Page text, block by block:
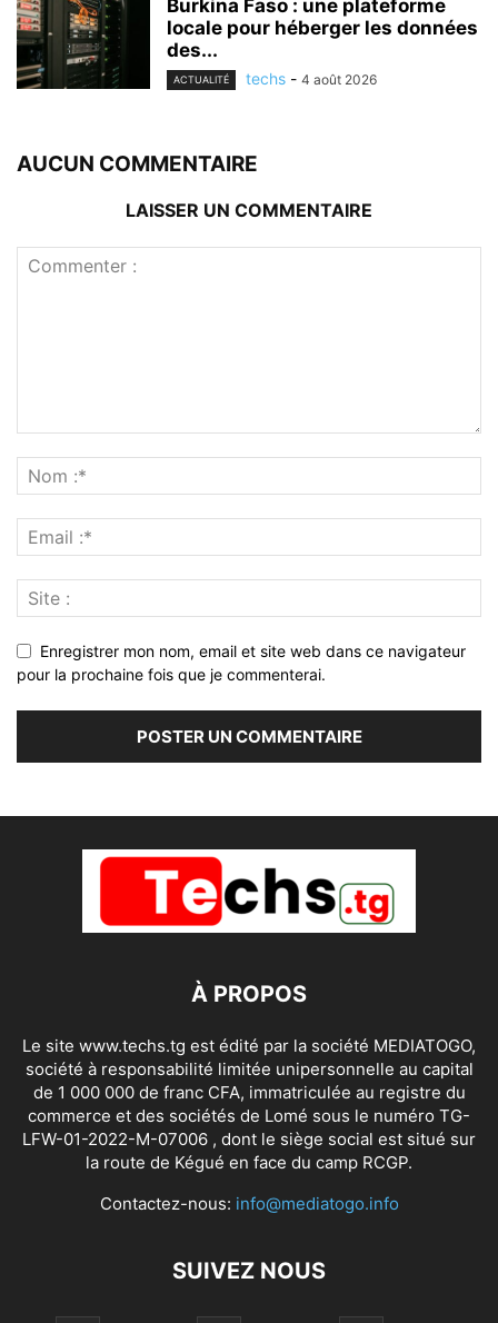
Burkina Faso : une plateforme
locale pour héberger les données
des...
ACTUALITÉ techs - 4 août 2026
AUCUN COMMENTAIRE
LAISSER UN COMMENTAIRE
Enregistrer mon nom, email et site web dans ce navigateur
pour la prochaine fois que je commenterai.
À PROPOS
Le site www.techs.tg est édité par la société MEDIATOGO,
société à responsabilité limitée unipersonnelle au capital
de 1 000 000 de franc CFA, immatriculée au registre du
commerce et des sociétés de Lomé sous le numéro TG-
LFW-01-2022-M-07006 , dont le siège social est situé sur
la route de Kégué en face du camp RCGP.
Contactez-nous: info@mediatogo.info
SUIVEZ NOUS